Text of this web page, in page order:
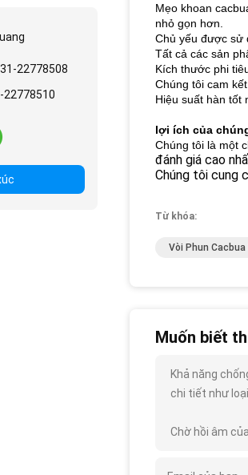
22778508
22778510
Mẹo khoan
nhỏ gọn hơn.
Chủ yếu được sử
Tất cả các sản
Kích thước phi
Chúng tôi cam
Hiệu suất hàn tốt
lợi ích của
Chúng tôi là một
đánh giá cao
Chúng tôi cung
Từ khóa:
Vòi Phun Cacbua
Muốn biết
Khả năng
chi tiết như
Chờ hồi âm